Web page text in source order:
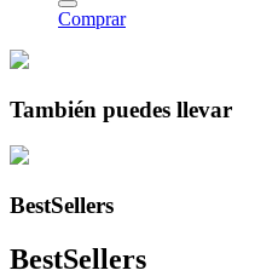
Comprar
También puedes llevar
BestSellers
BestSellers